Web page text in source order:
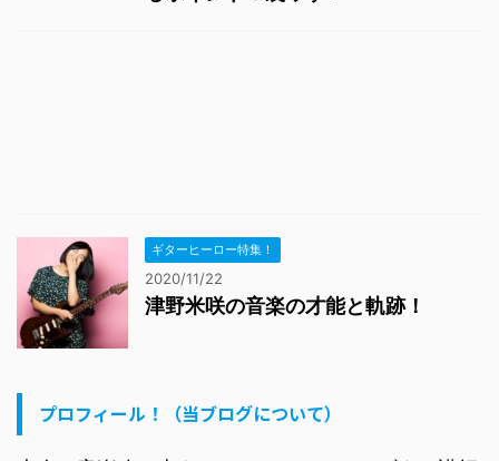
ギターヒーロー特集！
2020/11/22
津野米咲の音楽の才能と軌跡！
プロフィール！（当ブログについて）